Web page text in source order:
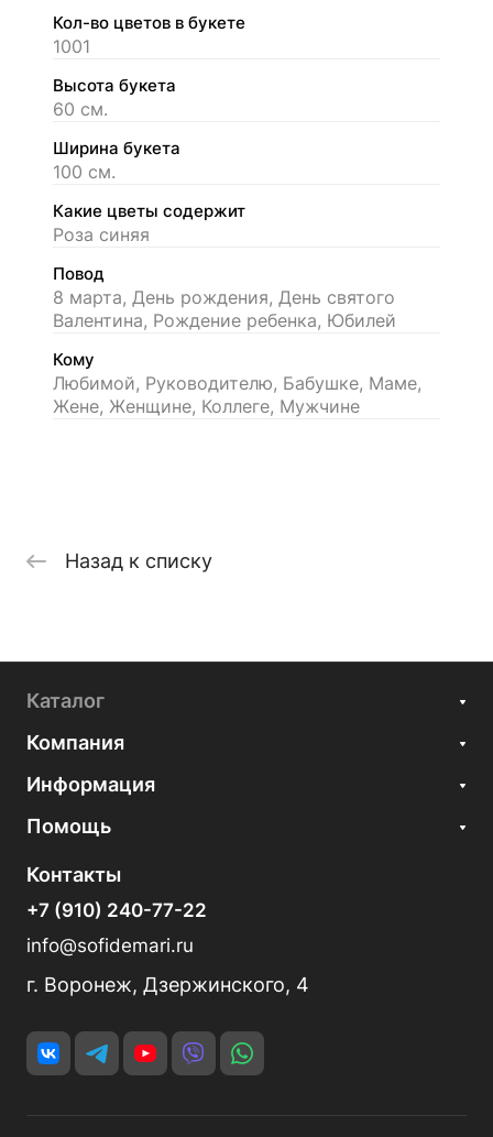
Кол-во цветов в букете
1001
Высота букета
60 см.
Ширина букета
100 см.
Какие цветы содержит
Роза синяя
Повод
8 марта, День рождения, День святого
Валентина, Рождение ребенка, Юбилей
Кому
Любимой, Руководителю, Бабушке, Маме,
Жене, Женщине, Коллеге, Мужчине
Назад к списку
Каталог
Компания
Информация
Помощь
Контакты
+7 (910) 240-77-22
info@sofidemari.ru
г. Воронеж, Дзержинского, 4